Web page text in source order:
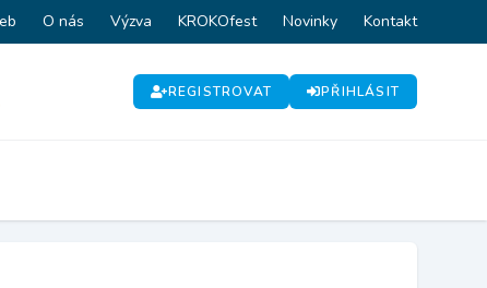
O nás Výzva KROKOfest Novinky Kontakt
REGISTROVAT PŘIHLÁSIT